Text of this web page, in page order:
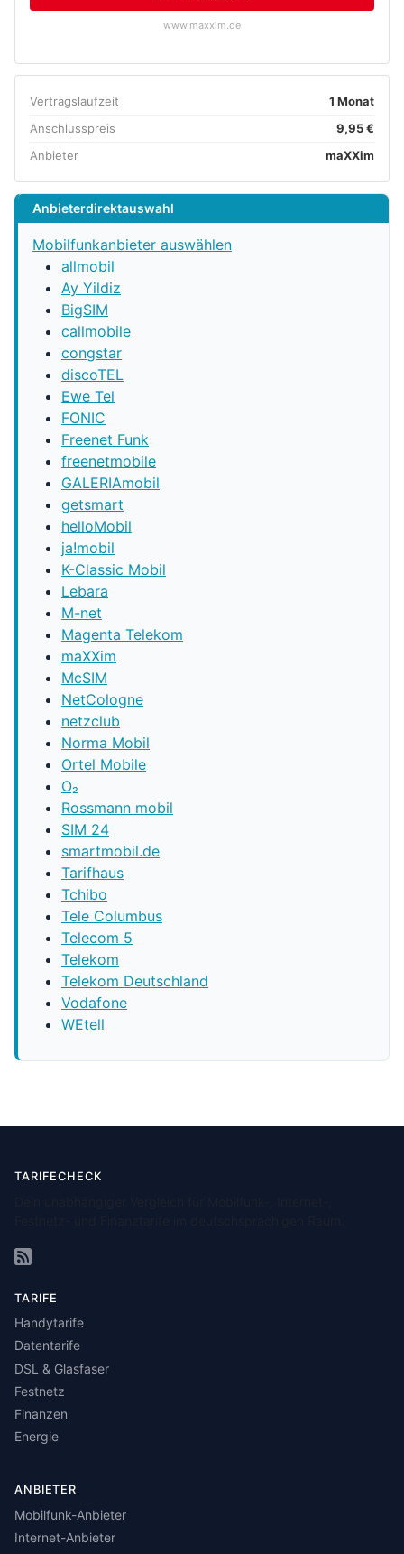
www.maxxim.de
Vertragslaufzeit
1 Monat
Anschlusspreis
9,95 €
Anbieter
maXXim
Anbieterdirektauswahl
Mobilfunkanbieter auswählen
allmobil
Ay Yildiz
BigSIM
callmobile
congstar
discoTEL
Ewe Tel
FONIC
Freenet Funk
freenetmobile
GALERIAmobil
getsmart
helloMobil
ja!mobil
K-Classic Mobil
Lebara
M-net
Magenta Telekom
maXXim
McSIM
NetCologne
netzclub
Norma Mobil
Ortel Mobile
O₂
Rossmann mobil
SIM 24
smartmobil.de
Tarifhaus
Tchibo
Tele Columbus
Telecom 5
Telekom
Telekom Deutschland
Vodafone
WEtell
TARIFECHECK
TARIFE
Handytarife
Datentarife
DSL & Glasfaser
Festnetz
Finanzen
Energie
ANBIETER
Mobilfunk-Anbieter
Internet-Anbieter